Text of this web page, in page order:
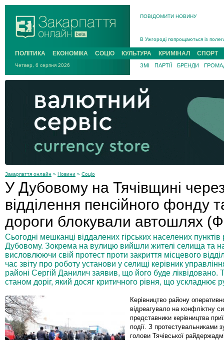
ПОВІДОМИТИ НОВИНУ
В Ужгороді попрощаються із
В Ужгороді 5 серпня
Підтвердили загибель
На війні з рф поліг військовий з
На Хустщині внаслідок ДТП за
Інструктора районного ТЦК на
ПОЛІТИКА ЕКОНОМІКА СОЦІО КУЛЬТУРА КРИМІНАЛ СПОРТ
Четвер, 6 серпня 2026 ЗМІ ПАРТІЇ БРЕНДИ
Закарпаття онлайн » Новини » Соціо
У Дубовому на Тячівщині
відділення пенсійного фонду
дороги блокували автошлях
Сьогодні мешканці віддалених гірських населених
Дубовому. Зокрема на вулицю вийшли жителі селища та
висловлюючи свій протест проти закриття місцевого
час звіту про роботу установи у селищі керівник
районі Сергій Данилич заявив, що його буде
станом доріг, який досяг критичного рівня, що ускладнює
Керівництво району
відреагувало на конфліктну
представники керівництва
події. З протестувальниками
голови Тячівської